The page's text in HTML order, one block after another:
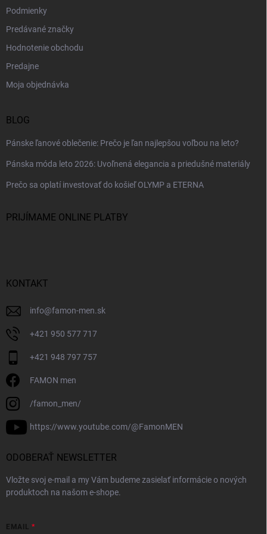
Podmienky
Predávané značky
Hodnotenie obchodu
Predajne
Moja objednávka
BLOG
Pánske ľanové oblečenie: Prečo je ľan najlepšou voľbou na leto?
Pánska móda leto 2026: Uvoľnená elegancia a priedušné materiály
Prečo sa oplatí investovať do košieľ OLYMP a ETERNA
PRIJÍMAME ONLINE PLATBY
KONTAKT
info@famon-men.sk
+421 950 577 717
+421 948 797 757
FAMON men
/famon_men/
https://www.youtube.com/@FamonMEN
ODOBERAŤ NEWSLETTER
Vložte svoj e-mail a my Vám budeme zasielať informácie o nových
produktoch na našom e-shope.
EMAIL